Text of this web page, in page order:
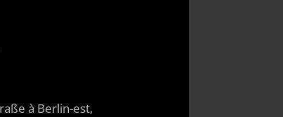
à Berlin-est,